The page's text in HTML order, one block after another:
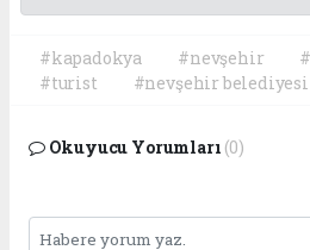
#kapadokya #nevşehir
#turist
#nevşehir belediyesi
Okuyucu Yorumları (0)